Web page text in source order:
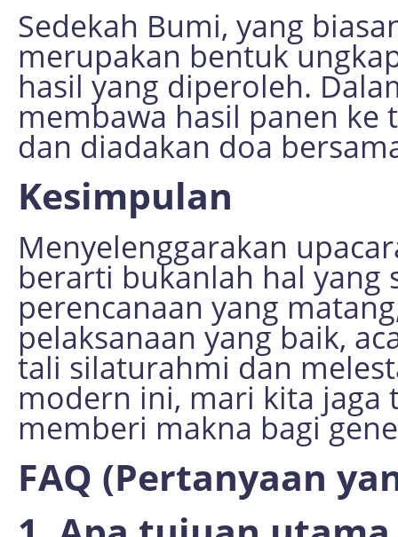
Sedekah Bumi, yang
merupakan bentuk
hasil yang diperoleh.
membawa hasil panen
dan diadakan doa
Kesimpulan
Menyelenggarakan
berarti bukanlah hal yang
perencanaan yang
pelaksanaan yang baik,
tali silaturahmi dan
modern ini, mari kita
memberi makna bagi
FAQ (Pertanyaan